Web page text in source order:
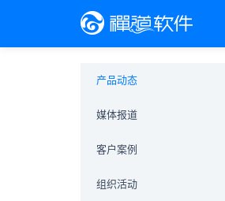
产品动态
媒体报道
客户案例
组织活动